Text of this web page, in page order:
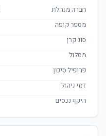
חברה מנהלת
מספר קופה
סוג קרן
מסלול
פרופיל סיכון
דמי ניהול
היקף נכסים